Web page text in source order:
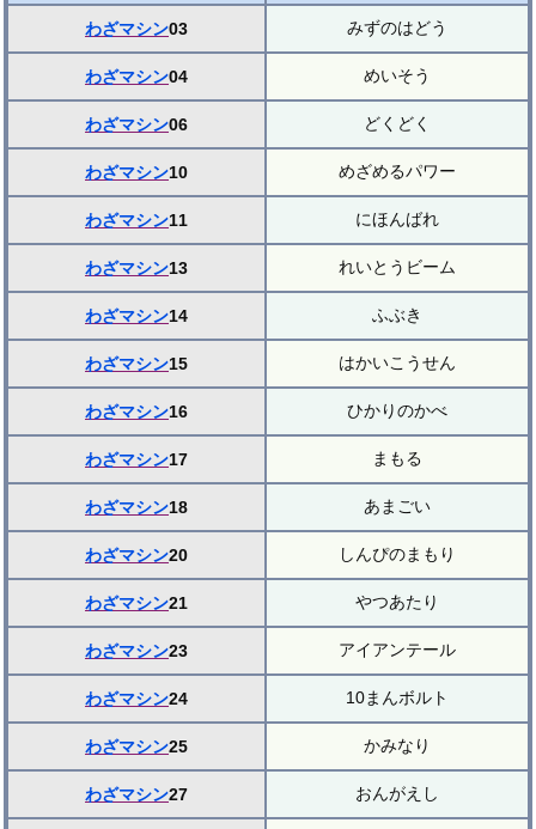
わざマシン03 みずのはどう
わざマシン04 めいそう
わざマシン06 どくどく
わざマシン10 めざめるパワー
わざマシン11 にほんばれ
わざマシン13 れいとうビーム
わざマシン14 ふぶき
わざマシン15 はかいこうせん
わざマシン16 ひかりのかべ
わざマシン17 まもる
わざマシン18 あまごい
わざマシン20 しんぴのまもり
わざマシン21 やつあたり
わざマシン23 アイアンテール
わざマシン24 10まんボルト
わざマシン25 かみなり
わざマシン27 おんがえし